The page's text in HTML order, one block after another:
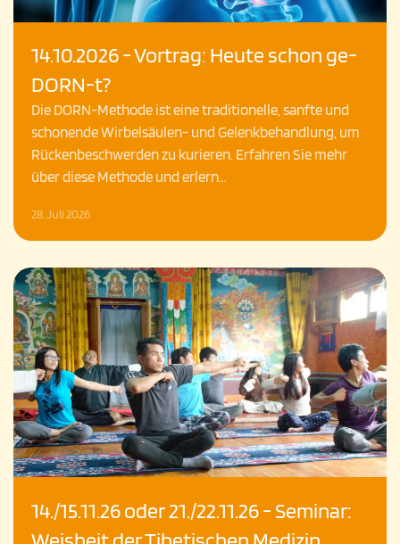
14.10.2026 - Vortrag: Heute schon ge-
DORN-t?
Die DORN-Methode ist eine traditionelle, sanfte und
schonende Wirbelsäulen- und Gelenkbehandlung, um
Rückenbeschwerden zu kurieren. Erfahren Sie mehr
über diese Methode und erlern…
28. Juli 2026
14./15.11.26 oder 21./22.11.26 - Seminar: